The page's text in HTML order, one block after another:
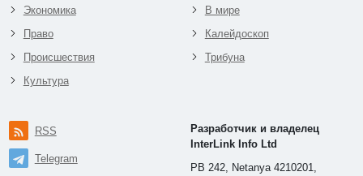
Экономика
Право
Происшествия
Культура
В мире
Калейдоскоп
Трибуна
RSS
Telegram
Разработчик и владелец
InterLink Info Ltd
PB 242, Netanya 4210201,